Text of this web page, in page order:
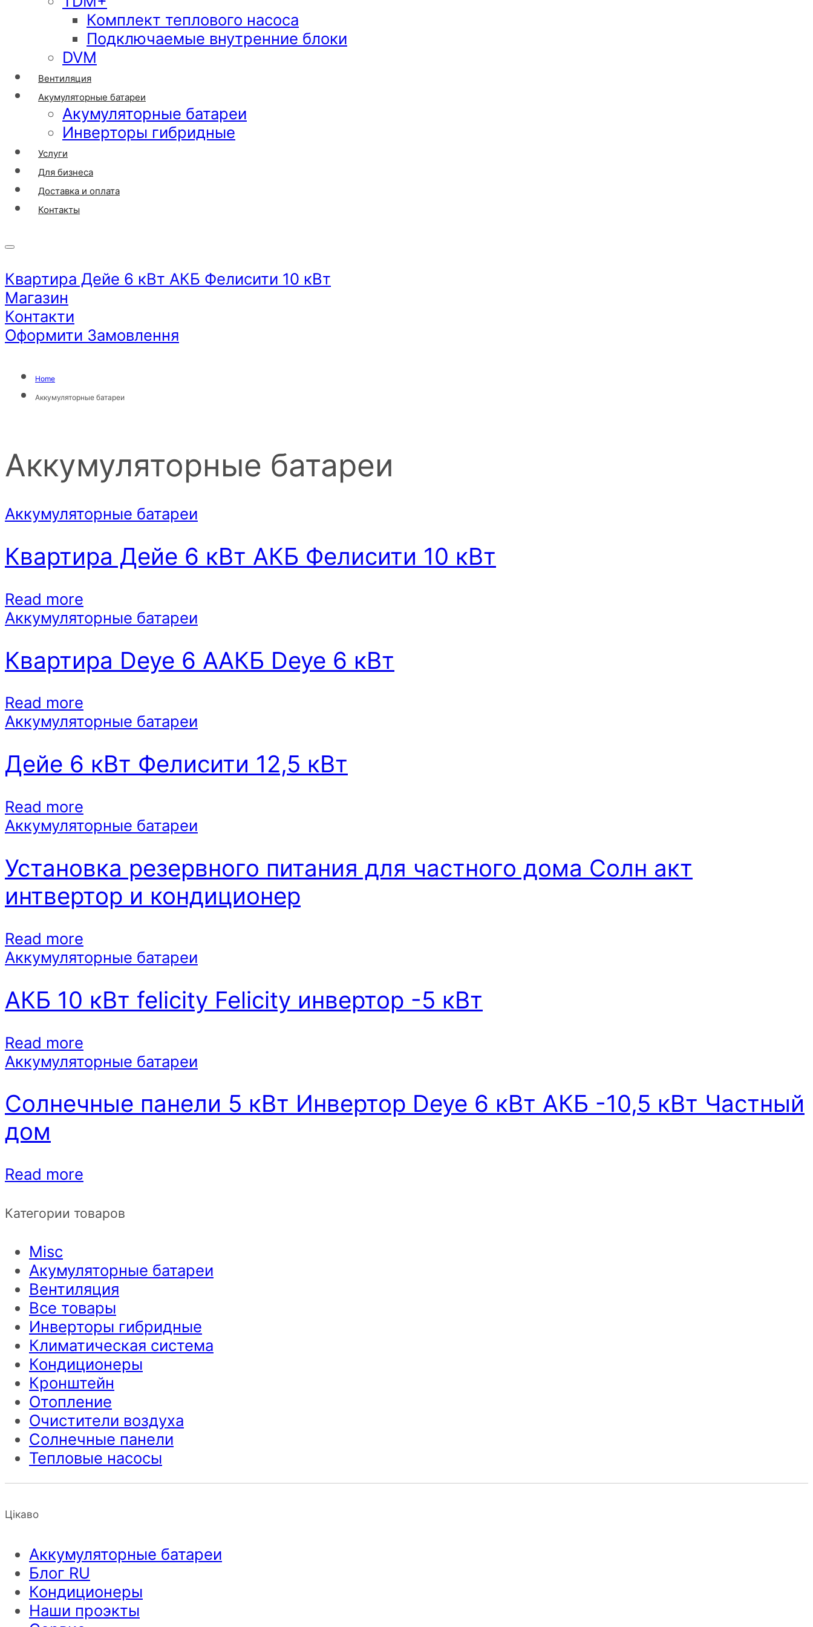
Комплект теплового насоса
Подключаемые внутренние блоки
DVM
Вентиляция
Акумуляторные батареи
Акумуляторные батареи
Инверторы гибридные
Услуги
Для бизнеса
Доставка и оплата
Контакты
Квартира Дейе 6 кВт АКБ Фелисити 10 кВт
Магазин
Контакти
Оформити Замовлення
Home
Аккумуляторные батареи
Аккумуляторные батареи
Аккумуляторные батареи
Квартира Дейе 6 кВт АКБ Фелисити 10 кВт
Read more
Аккумуляторные батареи
Квартира Deye 6 AАКБ Deye 6 кВт
Read more
Аккумуляторные батареи
Дейе 6 кВт Фелисити 12,5 кВт
Read more
Аккумуляторные батареи
Установка резервного питания для частного дома Солн акт
интвертор и кондиционер
Read more
Аккумуляторные батареи
АКБ 10 кВт felicity Felicity инвертор -5 кВт
Read more
Аккумуляторные батареи
Солнечные панели 5 кВт Инвертор Deye 6 кВт АКБ -10,5 кВт Частный
дом
Read more
Категории товаров
Misc
Акумуляторные батареи
Вентиляция
Все товары
Инверторы гибридные
Климатическая система
Кондиционеры
Кронштейн
Отопление
Очистители воздуха
Солнечные панели
Тепловые насосы
Цікаво
Аккумуляторные батареи
Блог RU
Кондиционеры
Наши проэкты